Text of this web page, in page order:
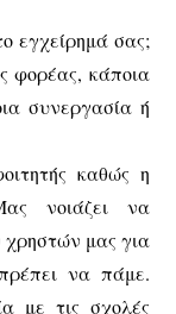
εγχείρημά σας;
φορέας, κάποια
συνεργασία ή
καθώς η
νοιάζει να
χρηστών μας για
να πάμε.
με τις σχολές